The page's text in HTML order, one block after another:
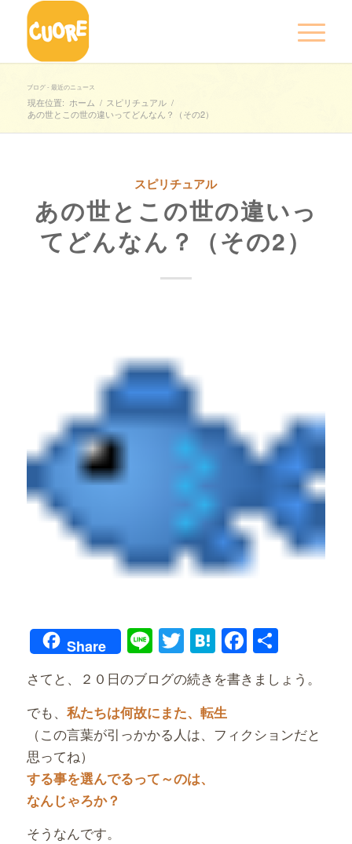
ブログ - 最近のニュース
現在位置: ホーム / スピリチュアル /
あの世とこの世の違いってどんなん？（その2）
スピリチュアル
あの世とこの世の違いっ
てどんなん？（その2）
Share LineTwitter
Hatena共
有
さてと、２０日のブログの続きを書きましょう。
でも、 私たちは何故にまた、転生
（この言葉が引っかかる人は、フィクションだと
思ってね）
する事を選んでるって～のは、
なんじゃろか？
そうなんです。